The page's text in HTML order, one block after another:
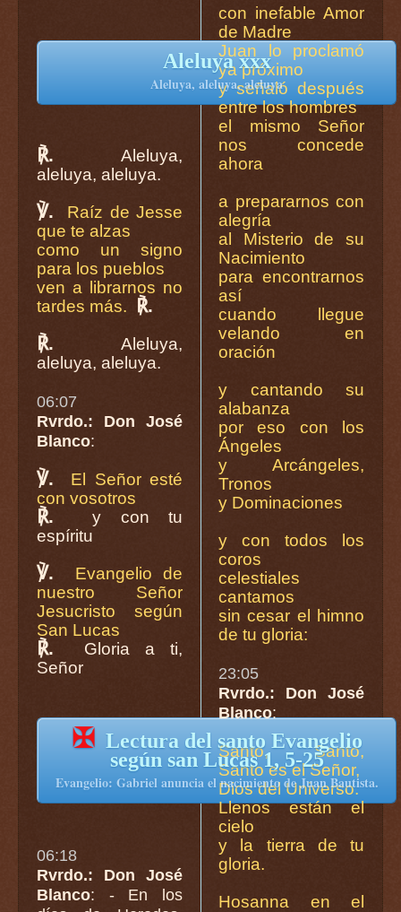
Aleluya xxx
Aleluya, aleluya, aleluya
℟.
Aleluya,
aleluya, aleluya.
℣.
Raíz de Jesse
que te alzas
como un signo
para los pueblos
ven a librarnos no
tardes más.
℟.
℟.
Aleluya,
aleluya, aleluya.
06:07
Rvrdo.: Don José
Blanco:
℣.
El Señor esté
con vosotros
℟.
y con tu
espíritu
℣.
Evangelio de
nuestro Señor
Jesucristo según
San Lucas
℟.
Gloria a ti,
Señor
✠ Lectura del santo Evangelio
según san Lucas 1, 5-25
Evangelio: Gabriel anuncia el nacimiento de Juan Bautista.
06:18
Rvrdo.: Don José
Blanco: - En los
con inefable Amor
de Madre
Juan lo proclamó
ya próximo
y señaló después
entre los hombres
el mismo Señor
nos concede
ahora
a prepararnos con
alegría
al Misterio de su
Nacimiento
para encontrarnos
así
cuando llegue
velando en
oración
y cantando su
alabanza
por eso con los
Ángeles
y Arcángeles,
Tronos
y Dominaciones
y con todos los
coros
celestiales
cantamos
sin cesar el himno
de tu gloria:
23:05
Rvrdo.: Don José
Blanco:
Santo, Santo,
Santo es el Señor,
Dios del Universo.
Llenos están el
cielo
y la tierra de tu
gloria.
Hosanna en el